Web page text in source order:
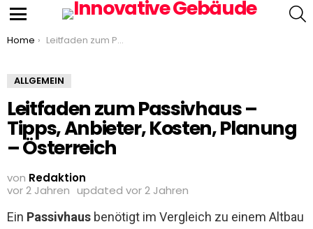
You are here:
Home Leitfaden zum Passivhaus – Tipps, Anbieter, Kosten, Planung – Österreich
ALLGEMEIN
Leitfaden zum Passivhaus –
Tipps, Anbieter, Kosten, Planung
– Österreich
von Redaktion
vor 2 Jahren updated vor 2 Jahren
Ein Passivhaus benötigt im Vergleich zu einem Altbau